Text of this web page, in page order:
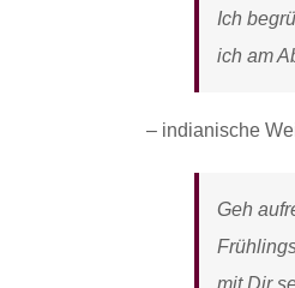
Ich
ich am
– indianische
Geh
mit Dir